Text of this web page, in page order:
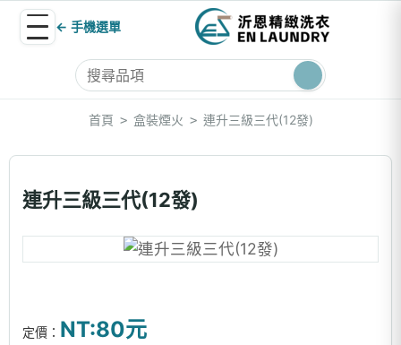
← 手機選單
首頁 > 盒裝煙火 > 連升三級三代(12發)
連升三級三代(12發)
定價： NT:80元